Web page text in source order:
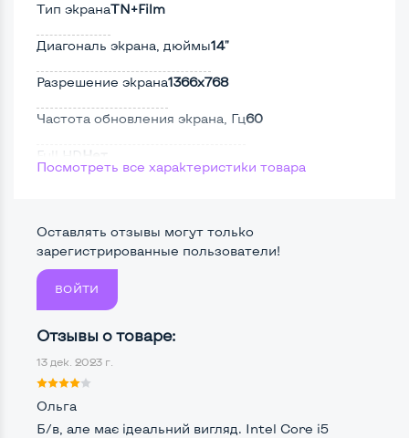
Тип экранаTN+Film
Диагональ экрана, дюймы14"
Разрешение экрана1366x768
Частота обновления экрана, Гц60
Full HD Нет
Поверхность дисплеяМатовая
Мощность:
Процессор Intel Core i5-6200U
Количество ядер / потоков
Частота процессора (базовая-максимальная)
Посмотреть все характеристики товара
Оставлять отзывы могут только
зарегистрированные пользователи!
ВОЙТИ
Отзывы о товаре:
13 дек. 2023 г.
Ольга
Б/в, але має ідеальний вигляд. Intel Core i5